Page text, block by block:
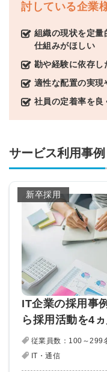
討している企業
組織の現状を定量
仕組みがほしい
勘や経験に依存し
適性な配置の実現
社員の定着率を良
サービス利用事例
新卒採用
IT企業の採用事
ら採用活動を4
従業員数：100～299
IT・通信
をご利用する
要です。
する
忘れですか？
でログイン